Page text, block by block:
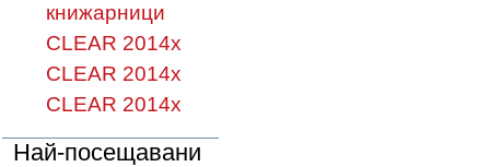
книжарници
CLEAR 2014х
CLEAR 2014х
CLEAR 2014х
Най-посещавани